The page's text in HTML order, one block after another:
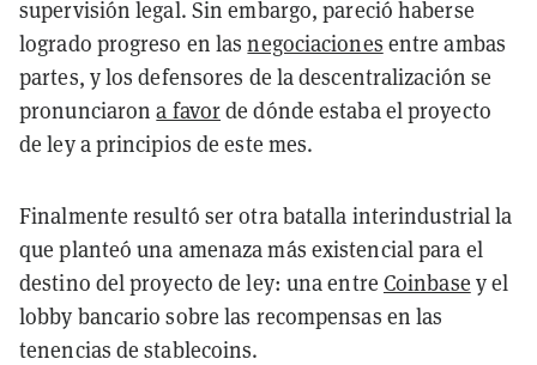
supervisión legal. Sin embargo, pareció haberse
logrado progreso en lasnegociaciones entre ambas
partes, y los defensores de la descentralización se
pronunciarona favorde dónde estaba el proyecto
de ley a principios de este mes.
Finalmente resultó ser otra batalla interindustrial la
que planteó una amenaza más existencial para el
destino del proyecto de ley: una entre Coinbase y el
lobby bancario sobre las recompensas en las
tenencias de stablecoins.